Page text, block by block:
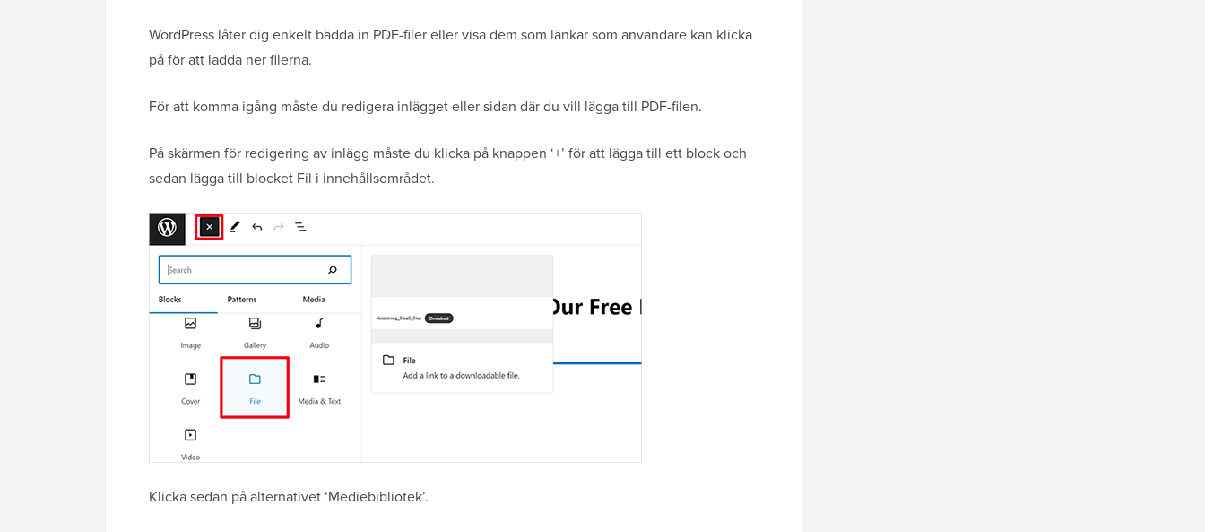
WordPress låter dig enkelt bädda in PDF-filer eller visa dem som länkar som användare kan klicka
på för att ladda ner filerna.
För att komma igång måste du redigera inlägget eller sidan där du vill lägga till PDF-filen.
På skärmen för redigering av inlägg måste du klicka på knappen ‘+’ för att lägga till ett block och
sedan lägga till blocket Fil i innehållsområdet.
Klicka sedan på alternativet ‘Mediebibliotek’.